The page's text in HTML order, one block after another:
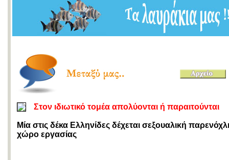
Στον ιδιωτικό τομέα απολύονται ή παραιτούνται
Μία στις δέκα Ελληνίδες δέχεται σεξουαλική
χώρο εργασίας